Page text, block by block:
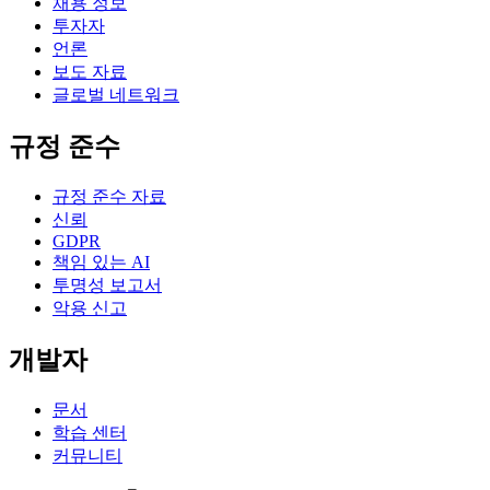
투자자
언론
보도 자료
글로벌 네트워크
규정 준수
규정 준수 자료
신뢰
GDPR
책임 있는 AI
투명성 보고서
악용 신고
개발자
문서
학습 센터
커뮤니티